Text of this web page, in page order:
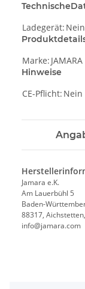
Ladegerät: Nein
Marke: JAMARA
Hinweise
CE-Pflicht: Nein
Jamara e.K.
Am Lauerbühl 5
Baden-
88317,
info@jamara.com